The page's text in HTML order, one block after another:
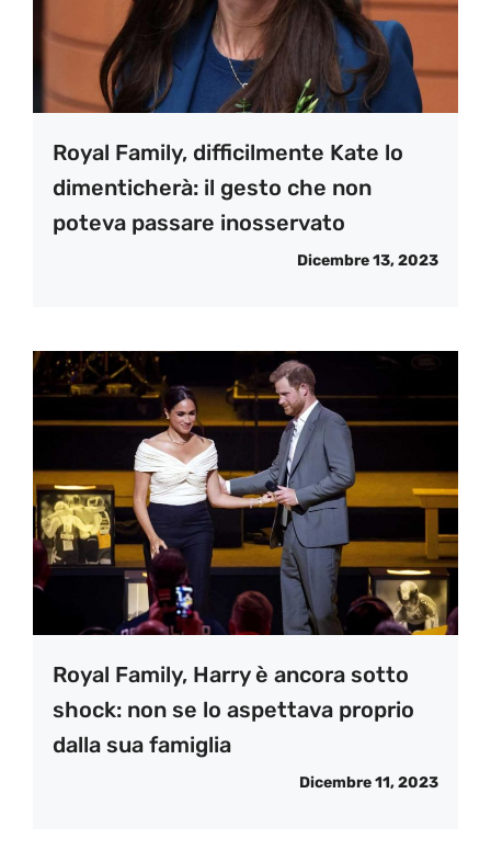
Royal Family, difficilmente Kate lo
dimenticherà: il gesto che non
poteva passare inosservato
Dicembre 13, 2023
Royal Family, Harry è ancora sotto
shock: non se lo aspettava proprio
dalla sua famiglia
Dicembre 11, 2023